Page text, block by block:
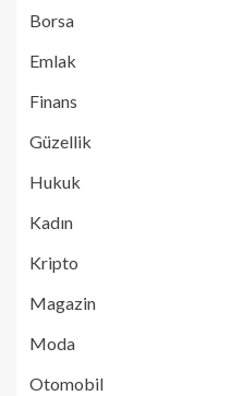
Borsa
Emlak
Finans
Güzellik
Hukuk
Kadın
Kripto
Magazin
Moda
Otomobil